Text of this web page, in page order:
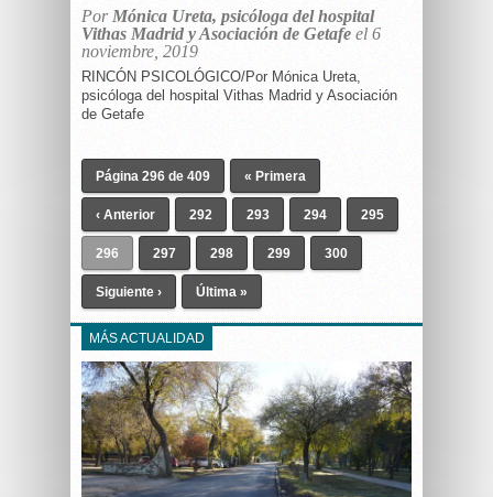
Por Mónica Ureta, psicóloga del hospital
Vithas Madrid y Asociación de Getafe el 6
noviembre, 2019
RINCÓN PSICOLÓGICO/Por Mónica Ureta,
psicóloga del hospital Vithas Madrid y Asociación
de Getafe
Página 296 de 409 « Primera
‹ Anterior 292 293 294 295
296 297 298 299 300
Siguiente › Última »
MÁS ACTUALIDAD